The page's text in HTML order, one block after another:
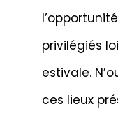
privilégiés
estivale.
ces lieux